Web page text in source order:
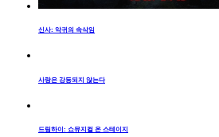
신사: 악귀의 속삭임
사랑은 강등되지 않는다
드림하이: 쇼뮤지컬 온 스테이지